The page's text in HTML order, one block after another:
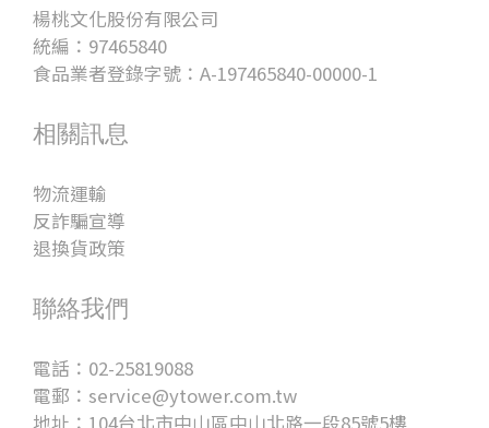
楊桃文化股份有限公司
統編：97465840
食品業者登錄字號：A-197465840-00000-1
相關訊息
物流運輸
反詐騙宣導
退換貨政策
聯絡我們
電話：02-25819088
電郵：service@ytower.com.tw
地址：104台北市中山區中山北路一段85號5樓